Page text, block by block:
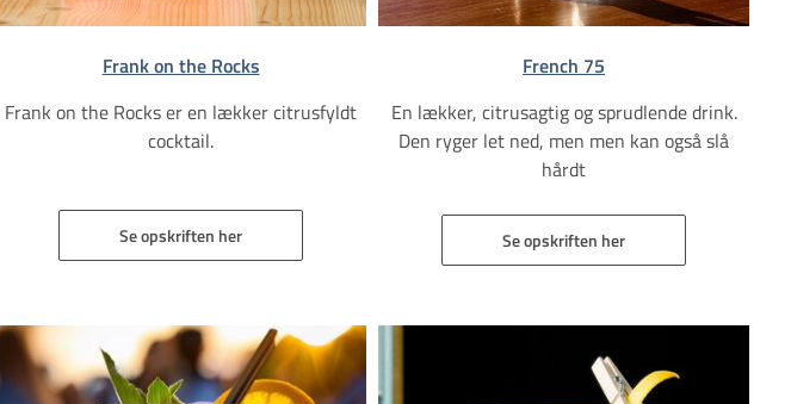
Frank on the Rocks
Frank on the Rocks er en lækker citrusfyldt
cocktail.
Se opskriften her
French 75
En lækker, citrusagtig og sprudlende drink.
Den ryger let ned, men men kan også slå
hårdt
Se opskriften her